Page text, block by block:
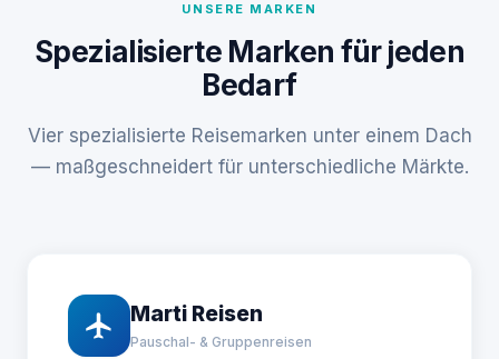
UNSERE MARKEN
Spezialisierte Marken für jeden
Bedarf
Vier spezialisierte Reisemarken unter einem Dach
— maßgeschneidert für unterschiedliche Märkte.
Marti Reisen
Pauschal- & Gruppenreisen